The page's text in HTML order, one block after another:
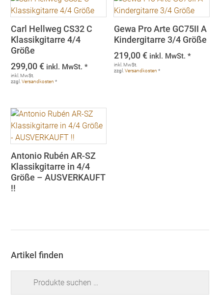
Carl Hellweg CS32 C
Klassikgitarre 4/4
Größe
299,00€ inkl. MwSt. *
inkl. MwSt.
zzgl.Versandkosten *
Gewa Pro Arte GC75II A
Kindergitarre 3/4 Größe
219,00€ inkl. MwSt. *
inkl. MwSt.
zzgl.Versandkosten *
Antonio Rubén AR-SZ
Klassikgitarre in 4/4
Größe – AUSVERKAUFT
!!
Artikel finden